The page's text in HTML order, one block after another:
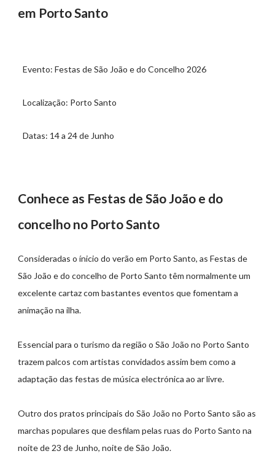
em Porto Santo
Evento: Festas de São João e do Concelho 2026
Localização: Porto Santo
Datas: 14 a 24 de Junho
Conhece as Festas de São João e do
concelho no Porto Santo
Consideradas o ínicio do verão em Porto Santo, as Festas de
São João e do concelho de Porto Santo têm normalmente um
excelente cartaz com bastantes eventos que fomentam a
animação na ilha.
Essencial para o turismo da região o São João no Porto Santo
trazem palcos com artistas convidados assim bem como a
adaptação das festas de música electrónica ao ar livre.
Outro dos pratos principais do São João no Porto Santo são as
marchas populares que desfilam pelas ruas do Porto Santo na
noite de 23 de Junho, noite de São João.